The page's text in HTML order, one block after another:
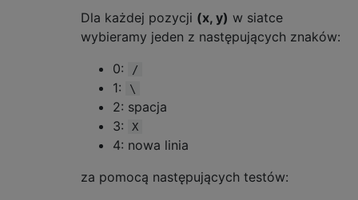
Dla każdej pozycji (x, y) w siatce
wybieramy jeden z następujących znaków:
0:
/
1: \
2: spacja
3:
X
4: nowa linia
za pomocą następujących testów: